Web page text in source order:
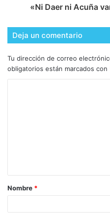
​«Ni Daer ni Acuña
Deja un comentario
Tu dirección de correo
obligatorios están marcados con
Nombre *